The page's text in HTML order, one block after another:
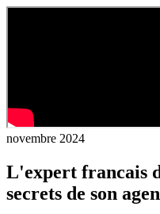
novembre 2024
L'expert francais
secrets de son